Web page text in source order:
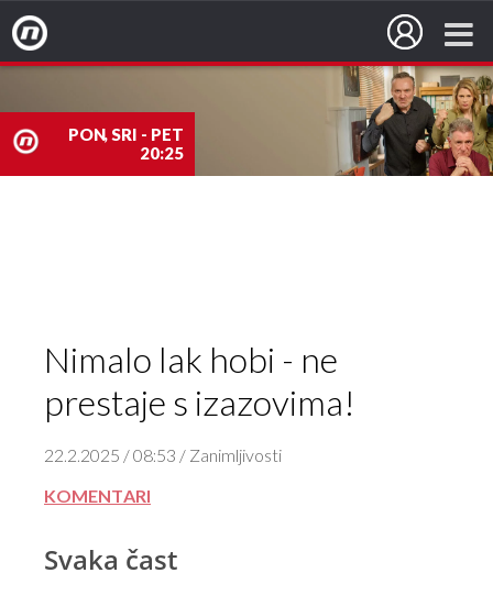
PON, SRI - PET
20:25
Nova TV
Nimalo lak hobi - ne
prestaje s izazovima!
22.2.2025 / 08:53 / Zanimljivosti
KOMENTARI
Svaka čast